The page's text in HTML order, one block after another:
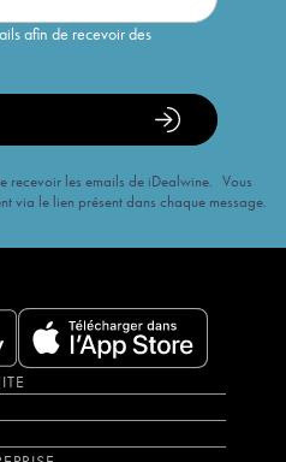
afin de recevoir des
recevoir les emails de iDealwine. Vous
via le lien présent dans chaque message.